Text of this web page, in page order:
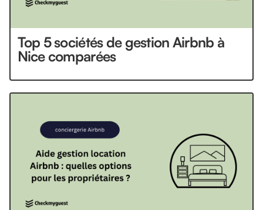
Top 5 sociétés de gestion Airbnb à
Nice comparées